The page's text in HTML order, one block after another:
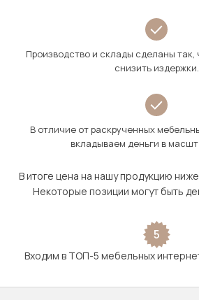
Производство и склады сделаны
снизить издержки.
В отличие от раскрученных
вкладываем деньги в
В итоге цена на нашу продукцию
Некоторые позиции могут быть
5
Входим в ТОП-5 мебельных